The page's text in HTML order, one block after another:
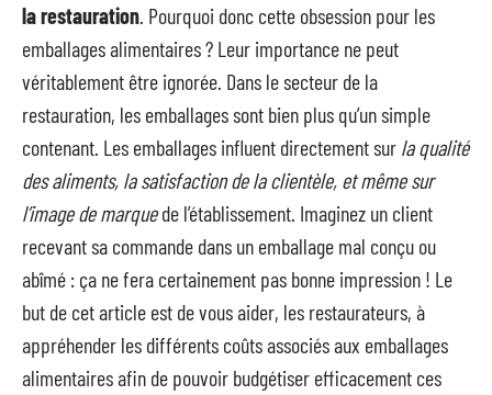
la restauration . Pourquoi donc cette obsession pour les
emballages alimentaires ? Leur importance ne peut
véritablement être ignorée. Dans le secteur de la
restauration, les emballages sont bien plus qu’un simple
contenant. Les emballages influent directement sur la qualité
des aliments, la satisfaction de la clientèle, et même sur
l’image de marquede l’établissement. Imaginez un client
recevant sa commande dans un emballage mal conçu ou
abîmé : ça ne fera certainement pas bonne impression ! Le
but de cet article est de vous aider, les restaurateurs, à
appréhender les différents coûts associés aux emballages
alimentaires afin de pouvoir budgétiser efficacement ces